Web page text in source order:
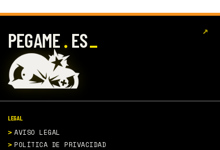
PEGAME. ES ↗
LEGAL
AVISO LEGAL
POLÍTICA DE PRIVACIDAD